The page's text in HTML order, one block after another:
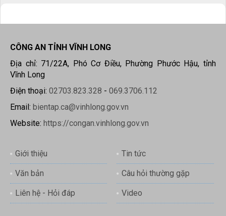
CÔNG AN TỈNH VĨNH LONG
Địa chỉ: 71/22A, Phó Cơ Điều, Phường Phước Hậu, tỉnh
Vĩnh Long
Điện thoại: 02703.823.328 - 069.3706.112
Email: bientap.ca@vinhlong.gov.vn
Website: https://congan.vinhlong.gov.vn
Giới thiệu Tin tức
Văn bản Câu hỏi thường gặp
Liên hệ - Hỏi đáp Video